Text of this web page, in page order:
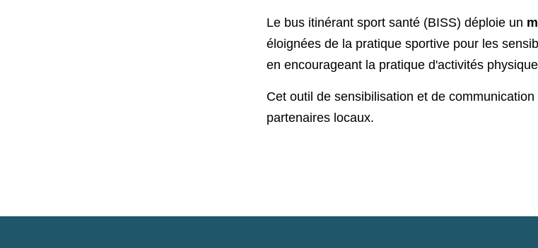
Le bus itinérant sport santé (BISS) déploie un
éloignées de la pratique sportive pour les
en encourageant la pratique d'activités
Cet outil de sensibilisation et de
partenaires locaux.